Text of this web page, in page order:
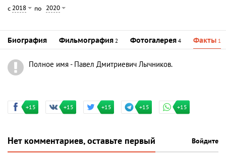
с 2018 по 2020
Биография Фильмография 2 Фотогалерея 4 Факты 1
Полное имя - Павел Дмитриевич Лычников.
+15 +15 +15 +15 +15
Нет комментариев, оставьте первый Войдите